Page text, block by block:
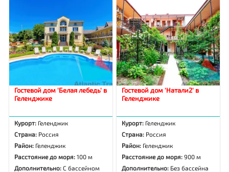
Гостевой дом 'Белая лебедь' в
Геленджике
Курорт: Геленджик
Страна: Россия
Район: Геленджик
Расстояние до моря:100 м
Дополнительно:С бассейном
Гостевой дом 'Натали2' в
Геленджике
Курорт: Геленджик
Страна: Россия
Район: Геленджик
Расстояние до моря:900 м
Дополнительно: Без бассейна